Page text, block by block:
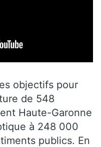
objectifs pour
de 548
Haute-Garonne
à 248 000
publics. En